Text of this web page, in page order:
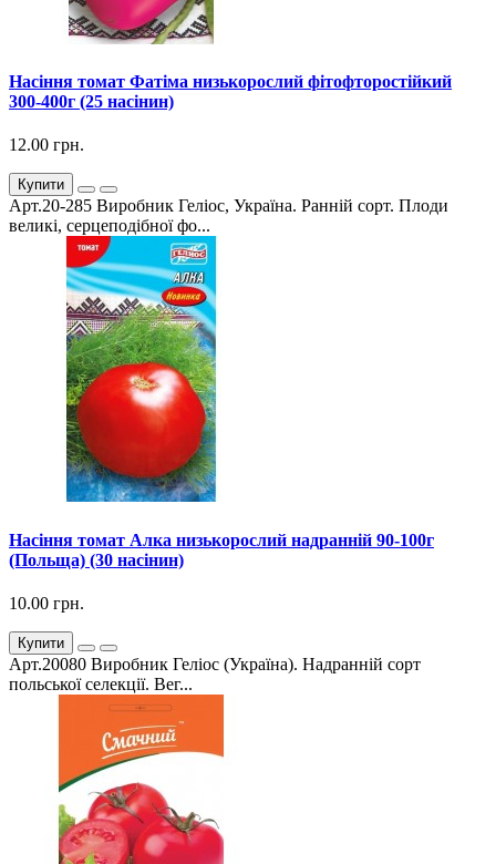
Насіння томат Фатіма низькорослий фітофторостійкий
300-400г (25 насінин)
12.00 грн.
Купити
Арт.20-285 Виробник Геліос, Україна. Ранній сорт. Плоди
великі, серцеподібної фо...
Насіння томат Алка низькорослий надранній 90-100г
(Польща) (30 насінин)
10.00 грн.
Купити
Арт.20080 Виробник Геліос (Україна). Надранній сорт
польської селекції. Вег...